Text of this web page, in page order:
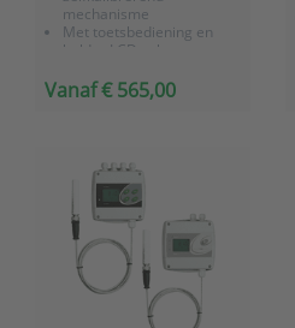
mechanisme
Met toetsbediening en
helder LCD-scherm
optioneel temperatuur en
RV
Vanaf € 565,00